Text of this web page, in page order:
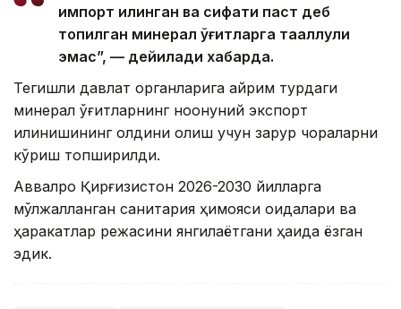
импорт қилинган ва сифати паст деб
топилган минерал ўғитларга тааллуқли
эмас”, — дейилади хабарда.
Тегишли давлат органларига айрим турдаги
минерал ўғитларнинг ноқонуний экспорт
қилинишининг олдини олиш учун зарур чораларни
кўриш топширилди.
Аввалроқ Қирғизистон 2026-2030 йилларга
мўлжалланган санитария ҳимояси қоидалари ва
ҳаракатлар режасини янгилаётгани ҳақида ёзган
эдик.